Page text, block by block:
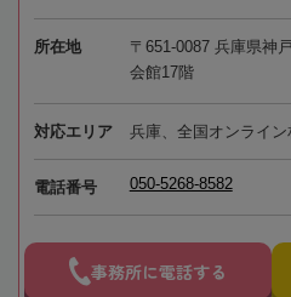
所在地
〒651-0087 兵庫県神
会館17階
対応エリア 兵庫、全国オンライン
電話番号 050-5268-8582
事務所に電話する